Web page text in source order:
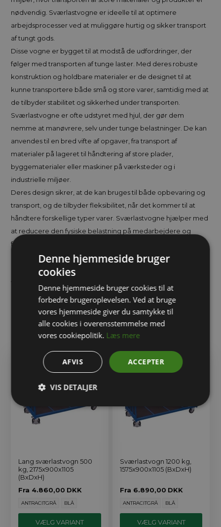
nødvendig. Sværlastvogne er ideelle til at optimere
arbejdsprocesser ved at muliggøre hurtig og sikker transport
af tungt gods.
Disse vogne er bygget til at modstå de udfordringer, der
følger med transporten af tunge laster. Med deres robuste
konstruktion og holdbare materialer er de designet til at
kunne transportere både små og store varer, samtidig med at
de tilbyder stabilitet og sikkerhed under transporten.
Sværlastvogne er ofte udstyret med hjul, der gør dem
nemme at manøvrere, selv under tunge belastninger. De kan
anvendes til en bred vifte af opgaver, fra transport af
materialer på lageret til håndtering af store plader,
byggematerialer eller maskiner på værksteder og i
industrielle miljøer.
Deres design sikrer, at de kan bruges til både opbevaring og
transport, og de tilbyder fleksibilitet, når det kommer til at
håndtere forskellige typer varer. Sværlastvogne hjælper med
at reducere den fysiske belastning på medarbejdere og
forbedrer effektiviteten i daglige arbejdsopgaver.
Med deres holdbarhed, manøvredygtighed og fleksibilitet er
sværlastvogne en praktisk og pålidelig løsning til enhver
virksomhed, der har brug for at transportere tunge eller store
genstande hurtigt og effektivt.
Relaterede varer
Lang sværlastvogn 500
kg, 2175x900x1105
(BxDxH)
Fra 4.860,00 DKK
ANTRACITGRÅ BLÅ
VÆLG VARIANT
Sværlastvogn 1200 kg,
1575x900x1105 (BxDxH)
Fra 6.890,00 DKK
ANTRACITGRÅ BLÅ
VÆLG VARIANT
Denne hjemmeside bruger
cookies
Denne hjemmeside bruger cookies til at
forbedre brugeroplevelsen. Ved at bruge
vores hjemmeside giver du samtykke til
alle cookies i overensstemmelse med
vores cookiepolitik. Læs mere
ACCEPTER
AFVIS
VIS DETALJER